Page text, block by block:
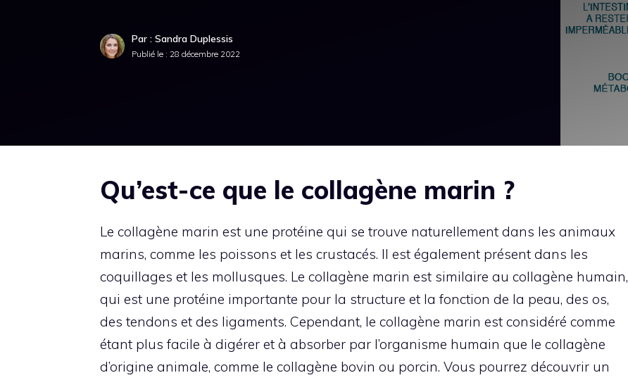
Par : Sandra Duplessis
Publié le : 28 décembre 2022
Qu’est-ce que le collagène marin ?
Le collagène marin est une protéine qui se trouve naturellement dans les animaux
marins, comme les poissons et les crustacés. Il est également présent dans les
coquillages et les mollusques. Le collagène marin est similaire au collagène humain,
qui est une protéine importante pour la structure et la fonction de la peau, des os,
des tendons et des ligaments. Cependant, le collagène marin est considéré comme
étant plus facile à digérer et à absorber par l’organisme humain que le collagène
d’origine animale, comme le collagène bovin ou porcin. Vous pourrez découvrir un